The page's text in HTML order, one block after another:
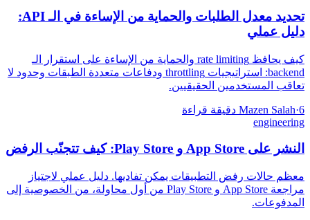
تحديد معدل الطلبات والحماية من الإساءة في الـ API:
دليل عملي
كيف يحافظ rate limiting والحماية من الإساءة على استقرار الـ
backend: استراتيجيات throttling ودفاعات متعددة الطبقات وحدود لا
تعاقب المستخدمين الحقيقيين.
Mazen Salah·6 دقيقة قراءة
engineering
النشر على App Store و Play Store: كيف تتجنّب الرفض
معظم حالات رفض التطبيقات يمكن تفاديها. دليل عملي لاجتياز
مراجعة App Store و Play Store من أول محاولة، من الخصوصية إلى
المدفوعات.